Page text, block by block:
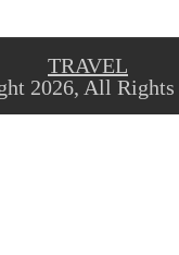
TRAVEL
2026, All Rights